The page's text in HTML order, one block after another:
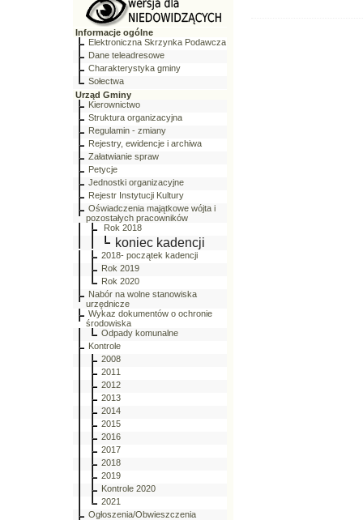
Informacje ogólne
Elektroniczna Skrzynka Podawcza
Dane teleadresowe
Charakterystyka gminy
Sołectwa
Urząd Gminy
Kierownictwo
Struktura organizacyjna
Regulamin - zmiany
Rejestry, ewidencje i archiwa
Załatwianie spraw
Petycje
Jednostki organizacyjne
Rejestr Instytucji Kultury
Oświadczenia majątkowe wójta i
pozostałych pracowników
Rok 2018
koniec kadencji
2018- początek kadencji
Rok 2019
Rok 2020
Nabór na wolne stanowiska
urzędnicze
Wykaz dokumentów o ochronie
środowiska
Odpady komunalne
Kontrole
2008
2011
2012
2013
2014
2015
2016
2017
2018
2019
Kontrole 2020
2021
Ogłoszenia/Obwieszczenia